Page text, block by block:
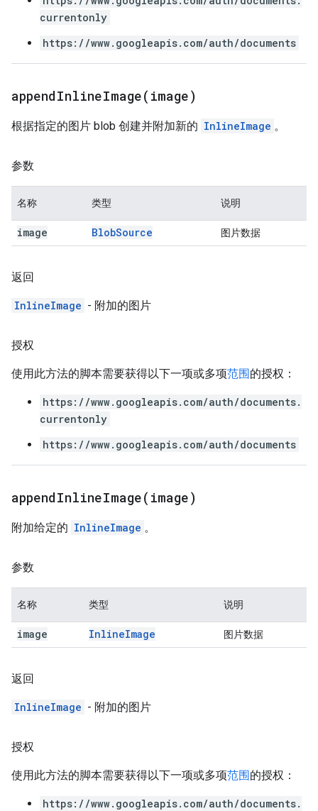
currentonly
https://www.googleapis.com/auth/documents
appendInlineImage( image)
根据指定的图片 blob 创建并附加新的 InlineImage 。
参数
名称 类型 说明
image BlobSource 图片数据
返回
InlineImage - 附加的图片
授权
使用此方法的脚本需要获得以下一项或多项范围的授权：
https://www.googleapis.com/auth/documents.
currentonly
https://www.googleapis.com/auth/documents
appendInlineImage( image)
附加给定的 InlineImage 。
参数
名称 类型 说明
image InlineImage 图片数据
返回
InlineImage - 附加的图片
授权
使用此方法的脚本需要获得以下一项或多项范围的授权：
https://www.googleapis.com/auth/documents.